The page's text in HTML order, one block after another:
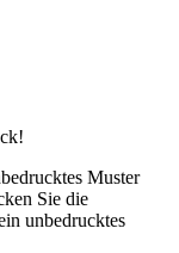
Muster
Sie die
unbedrucktes